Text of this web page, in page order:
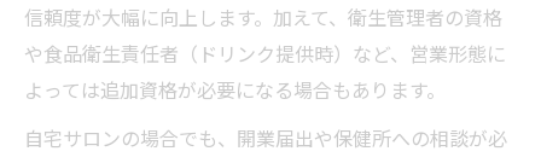
信頼度が大幅に向上します。加えて、衛生管理者の資格
や食品衛生責任者（ドリンク提供時）など、営業形態に
よっては追加資格が必要になる場合もあります。
自宅サロンの場合でも、開業届出や保健所への相談が必